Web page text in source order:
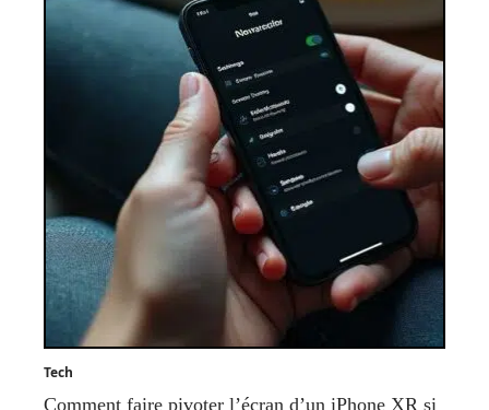
Tech
Comment faire pivoter l’écran d’un iPhone XR si